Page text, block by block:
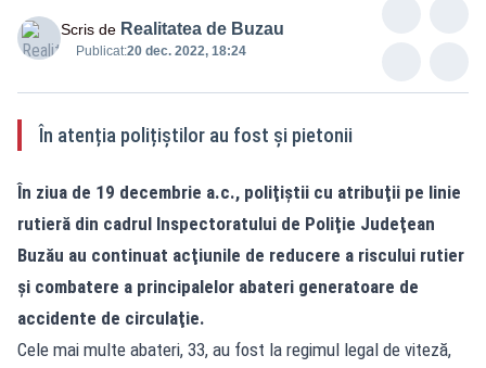
Scris de Realitatea de Buzau
Publicat:20 dec. 2022, 18:24
În atenția polițiștilor au fost și pietonii
În ziua de 19 decembrie a.c., poliţiştii cu atribuţii pe linie
rutieră din cadrul Inspectoratului de Poliţie Judeţean
Buzău au continuat acţiunile de reducere a riscului rutier
şi combatere a principalelor abateri generatoare de
accidente de circulaţie.
Cele mai multe abateri, 33, au fost la regimul legal de viteză,